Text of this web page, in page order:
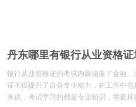
丹东哪里有银行从业资格
银行从业资格证的考试内容涵盖了金融
证不仅提升了自身专业能力，在工作中
来说，考试学习的都是专业知识，需要具